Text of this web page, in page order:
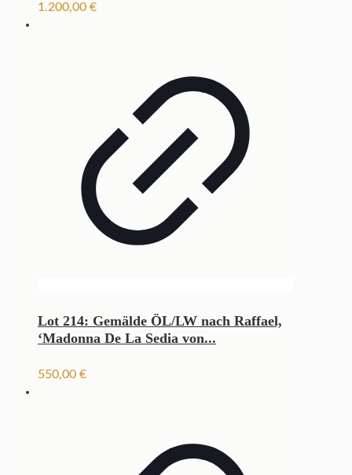
1.200,00 €
Lot 214: Gemälde ÖL/LW nach Raffael,
‘Madonna De La Sedia von...
550,00 €